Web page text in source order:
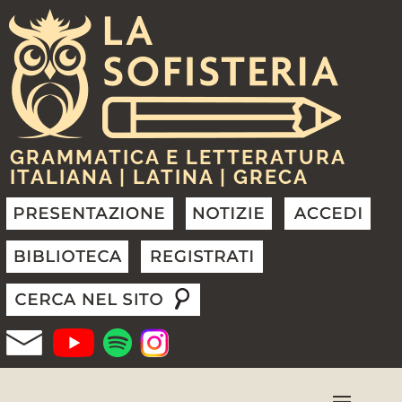
GRAMMATICA E LETTERATURA
ITALIANA | LATINA | GRECA